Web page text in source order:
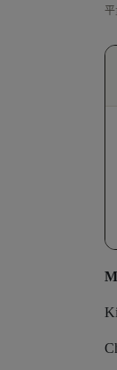
平